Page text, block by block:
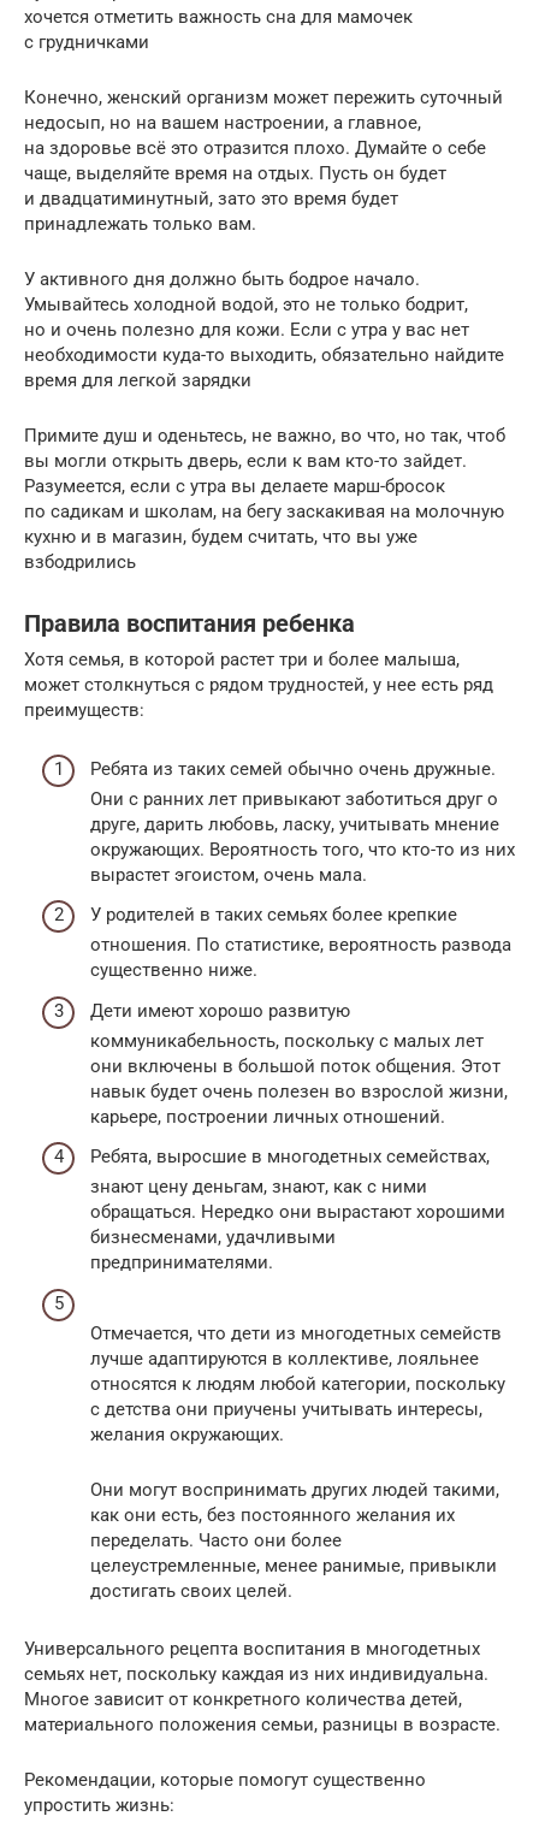
хочется отметить важность сна для мамочек
с грудничками
Конечно, женский организм может пережить суточный
недосып, но на вашем настроении, а главное,
на здоровье всё это отразится плохо. Думайте о себе
чаще, выделяйте время на отдых. Пусть он будет
и двадцатиминутный, зато это время будет
принадлежать только вам.
У активного дня должно быть бодрое начало.
Умывайтесь холодной водой, это не только бодрит,
но и очень полезно для кожи. Если с утра у вас нет
необходимости куда-то выходить, обязательно найдите
время для легкой зарядки
Примите душ и оденьтесь, не важно, во что, но так, чтоб
вы могли открыть дверь, если к вам кто-то зайдет.
Разумеется, если с утра вы делаете марш-бросок
по садикам и школам, на бегу заскакивая на молочную
кухню и в магазин, будем считать, что вы уже
взбодрились
Правила воспитания ребенка
Хотя семья, в которой растет три и более малыша,
может столкнуться с рядом трудностей, у нее есть ряд
преимуществ:
Ребята из таких семей обычно очень дружные.
Они с ранних лет привыкают заботиться друг о
друге, дарить любовь, ласку, учитывать мнение
окружающих. Вероятность того, что кто-то из них
вырастет эгоистом, очень мала.
У родителей в таких семьях более крепкие
отношения. По статистике, вероятность развода
существенно ниже.
Дети имеют хорошо развитую
коммуникабельность, поскольку с малых лет
они включены в большой поток общения. Этот
навык будет очень полезен во взрослой жизни,
карьере, построении личных отношений.
Ребята, выросшие в многодетных семействах,
знают цену деньгам, знают, как с ними
обращаться. Нередко они вырастают хорошими
бизнесменами, удачливыми
предпринимателями.
Отмечается, что дети из многодетных семейств
лучше адаптируются в коллективе, лояльнее
относятся к людям любой категории, поскольку
с детства они приучены учитывать интересы,
желания окружающих.
Они могут воспринимать других людей такими,
как они есть, без постоянного желания их
переделать. Часто они более
целеустремленные, менее ранимые, привыкли
достигать своих целей.
Универсального рецепта воспитания в многодетных
семьях нет, поскольку каждая из них индивидуальна.
Многое зависит от конкретного количества детей,
материального положения семьи, разницы в возрасте.
Рекомендации, которые помогут существенно
упростить жизнь: